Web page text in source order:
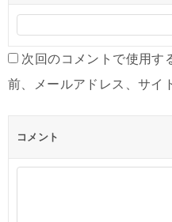
次回のコメントで使用す
前、メールアドレス、サイ
コメント